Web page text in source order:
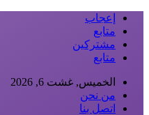
إعجاب
متابع
مشتركين
متابع
الخميس, غشت 6, 2026
من نحن
اتصل بنا